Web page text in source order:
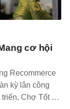
cơ hội
Recommerce
kỳ lân công
Chợ Tốt đã